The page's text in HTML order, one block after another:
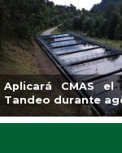
Continúa Coatza
2026 con cine,
lúdicas y expo